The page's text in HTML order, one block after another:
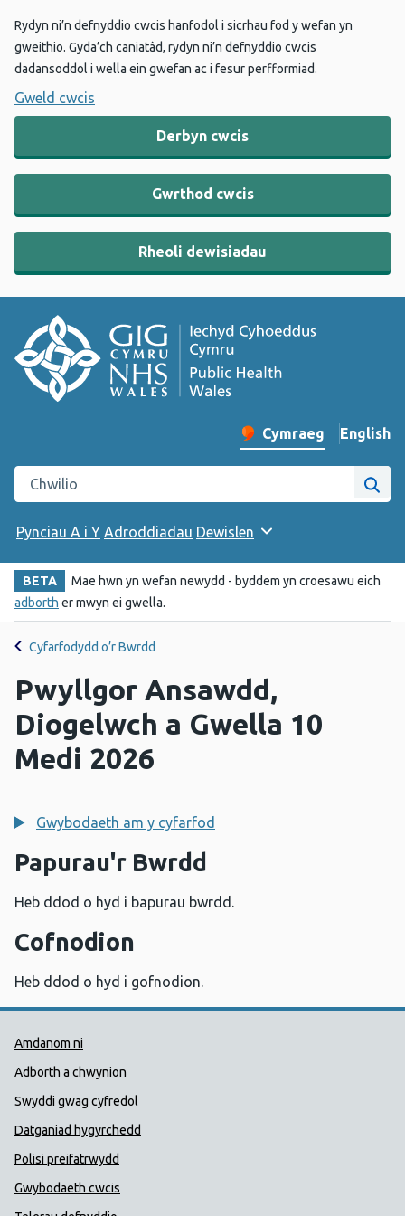
Rydyn ni’n defnyddio cwcis hanfodol i sicrhau fod y wefan yn
gweithio. Gyda’ch caniatâd, rydyn ni’n defnyddio cwcis
dadansoddol i wella ein gwefan ac i fesur perfformiad.
Gweld cwcis
Derbyn cwcis
Gwrthod cwcis
Rheoli dewisiadau
Newid iaith y wefan
Cymraeg English
–
Chwilio gwefan Iechyd Cyhoeddus Cymru
Pynciau A i Y Adroddiadau Dewislen
BETA
Mae hwn yn wefan newydd - byddem yn croesawu eich
adborth er mwyn ei gwella.
Cyfarfodydd o’r Bwrdd
Pwyllgor Ansawdd,
Diogelwch a Gwella 10
Medi 2026
Gwybodaeth am y cyfarfod
Papurau'r Bwrdd
Heb ddod o hyd i bapurau bwrdd.
Cofnodion
Heb ddod o hyd i gofnodion.
Dolenni Cymorth Iechyd
Amdanom ni
Adborth a chwynion
Swyddi gwag cyfredol
Datganiad hygyrchedd
Polisi preifatrwydd
Gwybodaeth cwcis